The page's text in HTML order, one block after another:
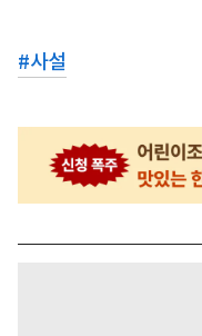
#사설